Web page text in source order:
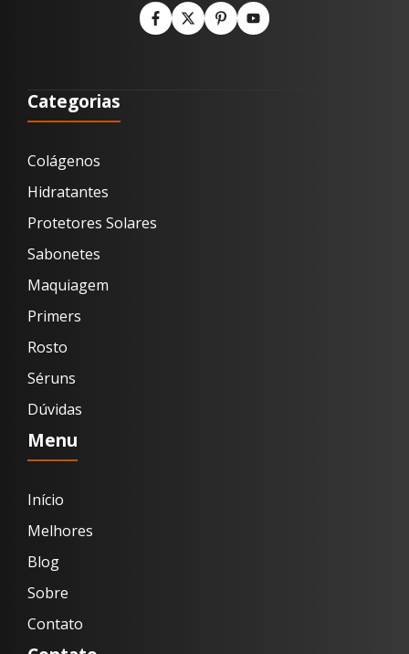
Categorias
Colágenos
Hidratantes
Protetores Solares
Sabonetes
Maquiagem
Primers
Rosto
Séruns
Dúvidas
Menu
Início
Melhores
Blog
Sobre
Contato